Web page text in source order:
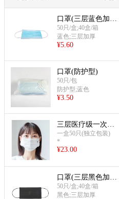
口罩(三层蓝色加厚
款)
50只/盒;40盒/箱
蓝色;三层加厚
¥5.60
口罩(防护型)
50只/包
防护型;蓝色
¥3.50
三层医疗级一次性
口罩（订制品）
一盒50只(独立包装)
*
¥23.00
口罩(三层黑色加厚
款)
50只/盒;40盒/箱
黑色;三层加厚